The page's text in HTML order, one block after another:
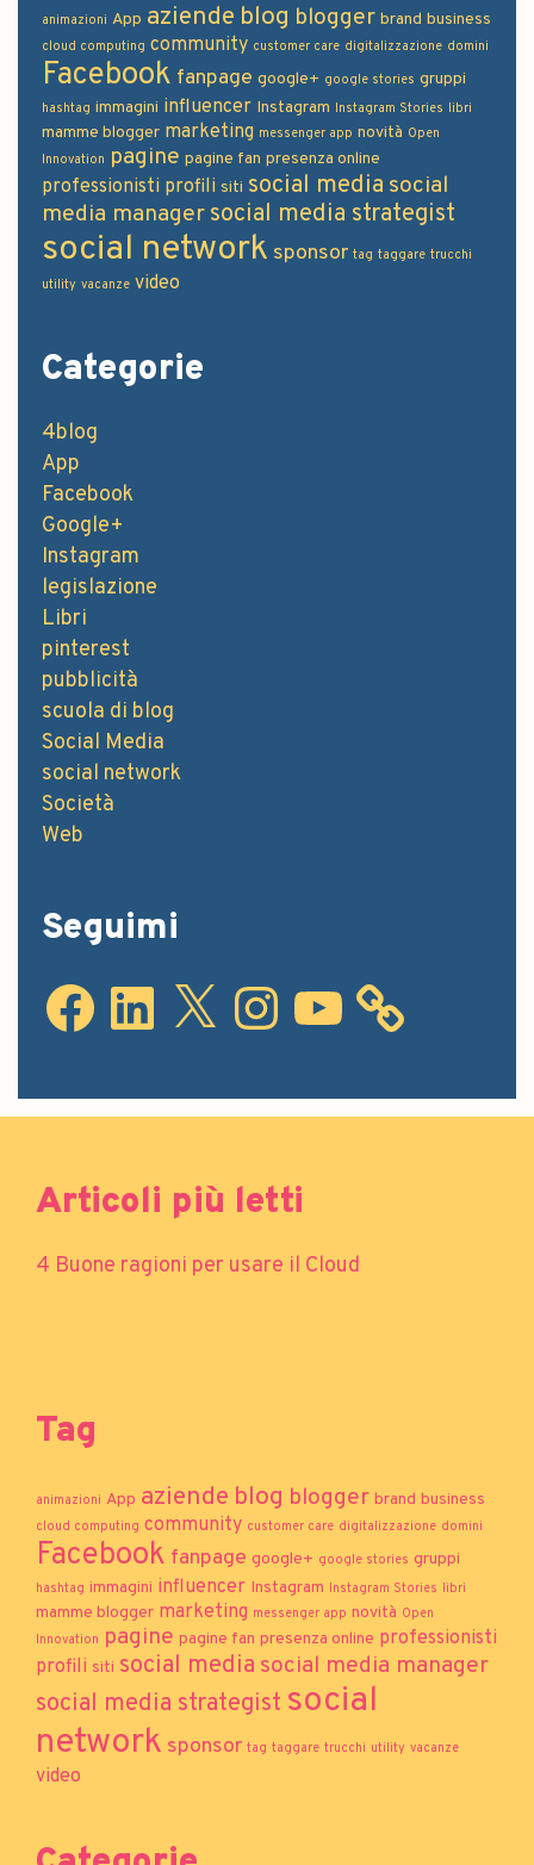
animazioni App aziende blog blogger brand business
cloud computing community customer care digitalizzazione domini
Facebook fanpage google+ google stories gruppi
hashtag immagini influencer Instagram Instagram Stories libri
mamme blogger marketing messenger app novità Open
Innovation pagine pagine fan presenza online
professionisti profili siti social media social
media manager social media strategist
social network sponsor tag taggare trucchi
utility vacanze video
Categorie
4blog
App
Facebook
Google+
Instagram
legislazione
Libri
pinterest
pubblicità
scuola di blog
Social Media
social network
Società
Web
Seguimi
Articoli più letti
4 Buone ragioni per usare il Cloud
Tag
animazioni App aziende blog blogger brand business
cloud computing community customer care digitalizzazione domini
Facebook fanpage google+ google stories gruppi
hashtag immagini influencer Instagram Instagram Stories libri
mamme blogger marketing messenger app novità Open
Innovation pagine pagine fan presenza online professionisti
profili siti social media social media manager
social media strategist social
network sponsor tag taggare trucchi utility vacanze
video